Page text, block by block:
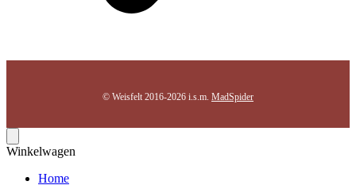
© Weisfelt 2016-2026 i.s.m. MadSpider
Winkelwagen
Home